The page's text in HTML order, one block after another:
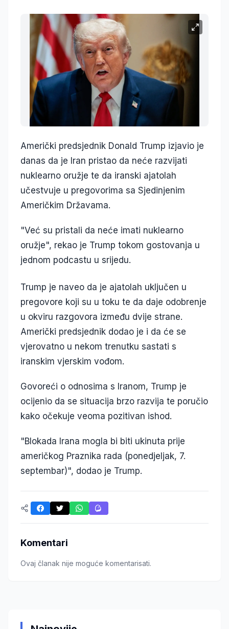
Američki predsjednik Donald Trump izjavio je
danas da je Iran pristao da neće razvijati
nuklearno oružje te da iranski ajatolah
učestvuje u pregovorima sa Sjedinjenim
Američkim Državama.
"Već su pristali da neće imati nuklearno
oružje", rekao je Trump tokom gostovanja u
jednom podcastu u srijedu.
Trump je naveo da je ajatolah uključen u
pregovore koji su u toku te da daje odobrenje
u okviru razgovora između dvije strane.
Američki predsjednik dodao je i da će se
vjerovatno u nekom trenutku sastati s
iranskim vjerskim vođom.
Govoreći o odnosima s Iranom, Trump je
ocijenio da se situacija brzo razvija te poručio
kako očekuje veoma pozitivan ishod.
"Blokada Irana mogla bi biti ukinuta prije
američkog Praznika rada (ponedjeljak, 7.
septembar)", dodao je Trump.
Komentari
Ovaj članak nije moguće komentarisati.